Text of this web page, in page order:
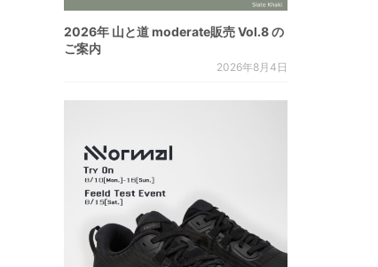
2026年 山と道 moderate販売 Vol.8 の
ご案内
2026年8月4日